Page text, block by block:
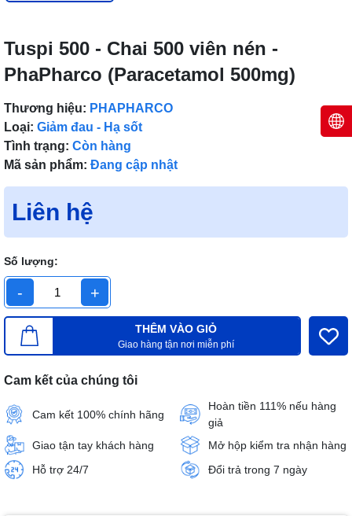
Tuspi 500 - Chai 500 viên nén -
PhaPharco (Paracetamol 500mg)
Thương hiệu: PHAPHARCO
Loại: Giảm đau - Hạ sốt
Tình trạng: Còn hàng
Mã sản phẩm: Đang cập nhật
Liên hệ
Số lượng:
- +
THÊM VÀO GIỎ
Giao hàng tận nơi miễn phí
Cam kết của chúng tôi
Cam kết 100% chính hãng
Hoàn tiền 111% nếu hàng
giả
Giao tận tay khách hàng
Mở hộp kiểm tra nhận hàng
Hỗ trợ 24/7
Đổi trả trong 7 ngày